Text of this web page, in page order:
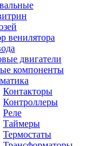
венилятора
двигатели
компоненты
Контакторы
Контроллеры
Реле
Таймеры
Термостаты